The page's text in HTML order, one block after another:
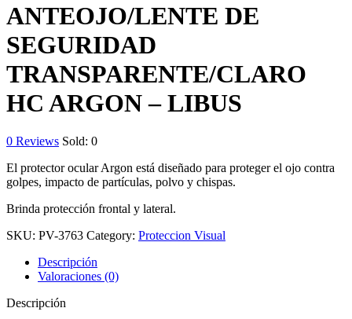
ANTEOJO/LENTE DE
SEGURIDAD
TRANSPARENTE/CLARO
HC ARGON – LIBUS
0 Reviews Sold: 0
El protector ocular Argon está diseñado para proteger el ojo contra
golpes, impacto de partículas, polvo y chispas.
Brinda protección frontal y lateral.
SKU: PV-3763 Category: Proteccion Visual
Descripción
Valoraciones (0)
Descripción